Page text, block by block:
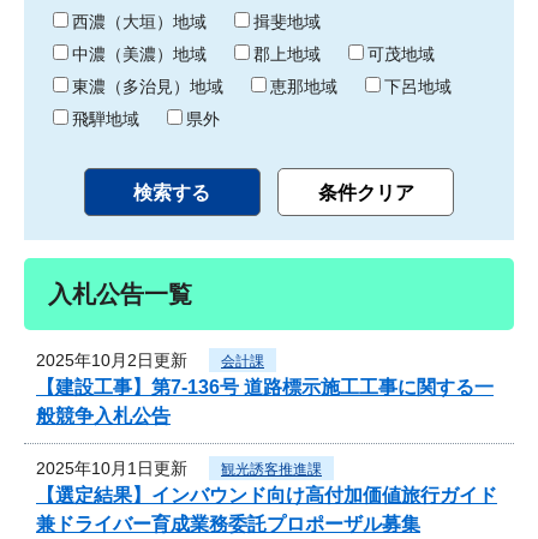
り 西濃（大垣）地域
揖斐地域
中濃（美濃）地域
郡上地域
可茂地域
東濃（多治見）地域
恵那地域
下呂地域
飛騨地域
県外
入札公告一覧
2025年10月2日更新 会計課
【建設工事】第7-136号 道路標示施工工事に関する一
般競争入札公告
2025年10月1日更新 観光誘客推進課
【選定結果】インバウンド向け高付加価値旅行ガイド
兼ドライバー育成業務委託プロポーザル募集